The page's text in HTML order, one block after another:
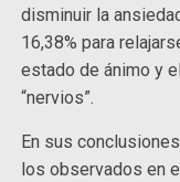
disminuir la
16,38% para
estado de ánimo y
“nervios”.
En sus
los observados en